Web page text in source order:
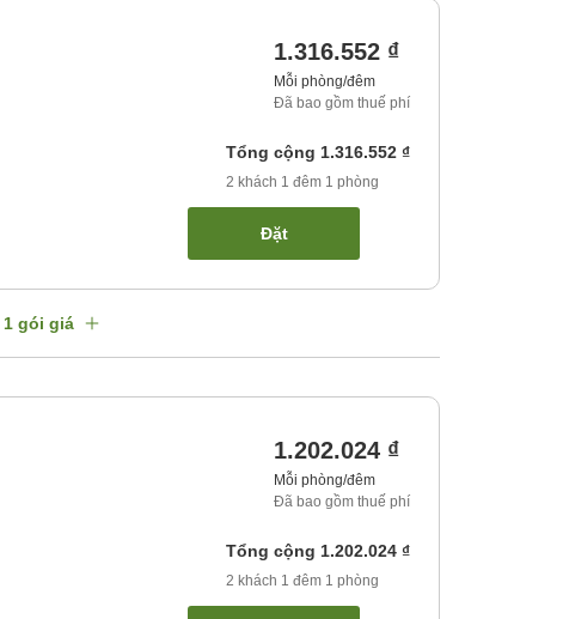
1.316.552 ₫
Mỗi phòng/đêm
Đã bao gồm thuế phí
Tổng cộng 1.316.552 ₫
2 khách 1 đêm 1 phòng
Đặt
1 gói giá
1.202.024 ₫
Mỗi phòng/đêm
Đã bao gồm thuế phí
Tổng cộng 1.202.024 ₫
2 khách 1 đêm 1 phòng